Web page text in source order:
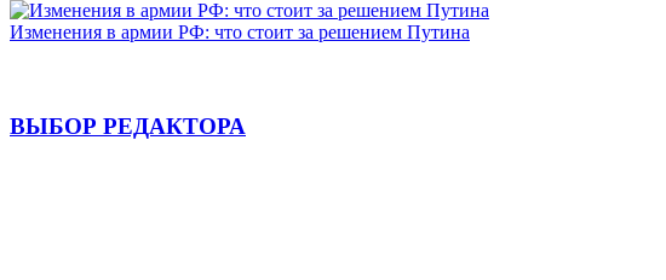
Изменения в армии РФ: что стоит за решением Путина
ВЫБОР РЕДАКТОРА